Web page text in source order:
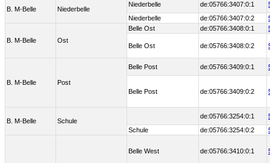
B. M-Belle Niederbelle
Niederbelle de:05766:3407:0:1
Niederbelle
de:05766:3407:0:2
B. M-Belle Ost
Belle Ost de:05766:3408:0:1
Belle Ost de:05766:3408:0:2
B. M-Belle Post
Belle Post de:05766:3409:0:1
Belle Post de:05766:3409:0:2
B. M-Belle Schule
de:05766:3254:0:1
Schule
de:05766:3254:0:2
Belle West de:05766:3410:0:1